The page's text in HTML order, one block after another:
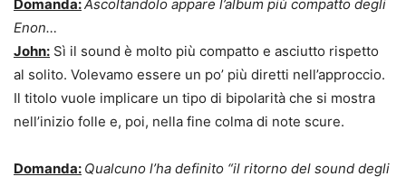
Domanda:Ascoltandolo appare l’album più compatto degli
Enon…
John: Sì il sound è molto più compatto e asciutto rispetto
al solito. Volevamo essere un po’ più diretti nell’approccio.
Il titolo vuole implicare un tipo di bipolarità che si mostra
nell’inizio folle e, poi, nella fine colma di note scure.
Domanda: Qualcuno l’ha definito “il ritorno del sound degli